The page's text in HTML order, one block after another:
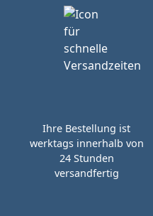
Ihre Bestellung ist
werktags innerhalb von
24 Stunden
versandfertig